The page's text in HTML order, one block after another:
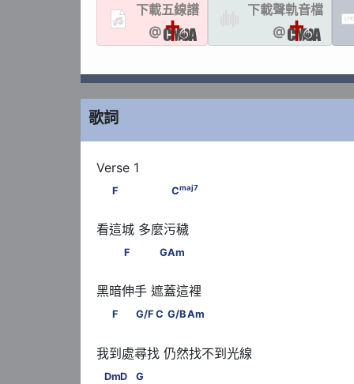
下載五線譜
@
下載聲軌音檔
@
歌詞
F                    C
F Cmaj7
F              G       Am
F GAm
F           G/F          C        G/B
F G/F C G/BAm
Dm         D         G
DmD G